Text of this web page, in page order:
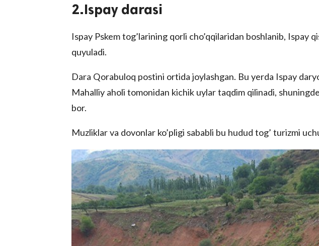
2.Ispay darasi
Ispay Pskem tog’larining qorli cho’qqilaridan boshlanib, Ispay
quyuladi.
Dara Qorabuloq postini ortida joylashgan. Bu yerda Ispay
Mahalliy aholi tomonidan kichik uylar taqdim qilinadi,
bor.
Muzliklar va dovonlar ko’pligi sababli bu hudud tog’ turizmi